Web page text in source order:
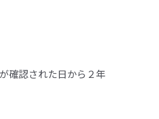
確認された日から２年